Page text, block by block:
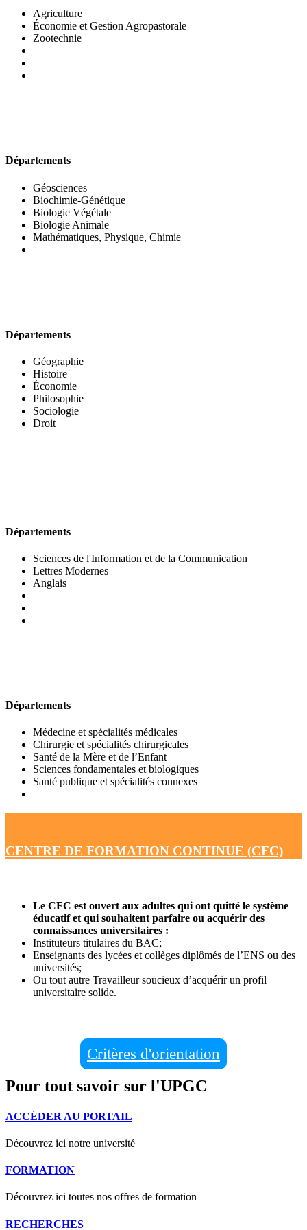
Agriculture
Économie et Gestion Agropastorale
Zootechnie
Départements
Géosciences
Biochimie-Génétique
Biologie Végétale
Biologie Animale
Mathématiques, Physique, Chimie
Départements
Géographie
Histoire
Économie
Philosophie
Sociologie
Droit
Départements
Sciences de l'Information et de la Communication
Lettres Modernes
Anglais
Départements
Médecine et spécialités médicales
Chirurgie et spécialités chirurgicales
Santé de la Mère et de l’Enfant
Sciences fondamentales et biologiques
Santé publique et spécialités connexes
CENTRE DE FORMATION CONTINUE (CFC)
Le CFC est ouvert aux adultes qui ont quitté le système
éducatif et qui souhaitent parfaire ou acquérir des
connaissances universitaires :
Instituteurs titulaires du BAC;
Enseignants des lycées et collèges diplômés de l’ENS ou des
universités;
Ou tout autre Travailleur soucieux d’acquérir un profil
universitaire solide.
Critères d'orientation
Pour tout savoir sur l'UPGC
ACCÉDER AU PORTAIL
Découvrez ici notre université
FORMATION
Découvrez ici toutes nos offres de formation
RECHERCHES